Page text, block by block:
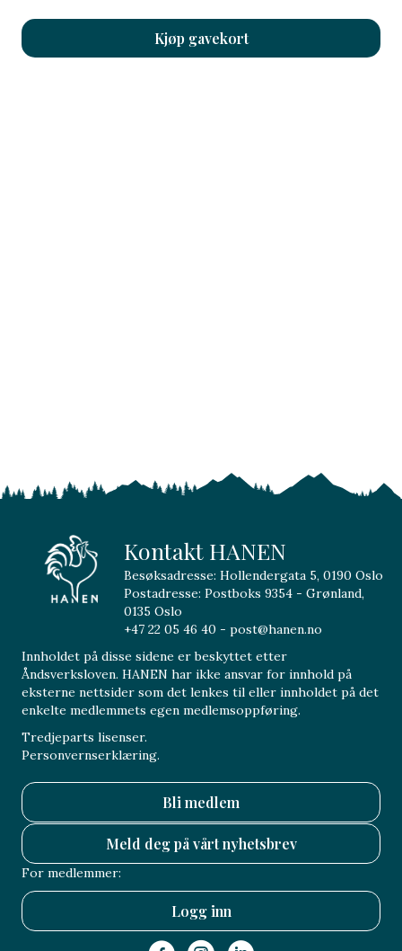
Kjøp gavekort
Kontakt HANEN
Besøksadresse: Hollendergata 5, 0190 Oslo
Postadresse: Postboks 9354 - Grønland,
0135 Oslo
+47 22 05 46 40 - post@hanen.no
Innholdet på disse sidene er beskyttet etter
Åndsverksloven. HANEN har ikke ansvar for innhold på
eksterne nettsider som det lenkes til eller innholdet på det
enkelte medlemmets egen medlemsoppføring.
Tredjeparts lisenser.
Personvernserklæring.
Bli medlem
Meld deg på vårt nyhetsbrev
For medlemmer:
Logg inn